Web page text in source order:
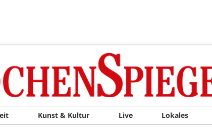
Kunst & Kultur Live Lokales